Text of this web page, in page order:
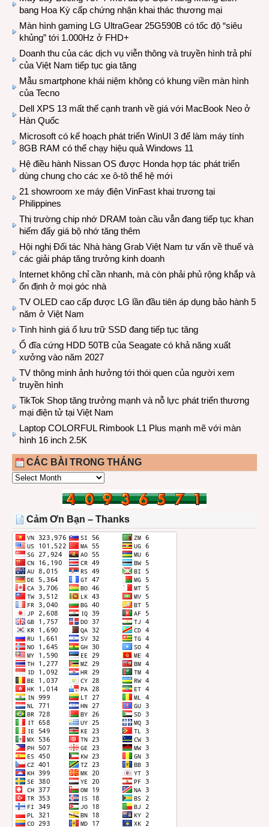
bang Hoa Kỳ cấp chứng nhận khai thác thương mại
Màn hình gaming LG UltraGear 25G590B có tốc độ “siêu
khủng” tới 1.000Hz ở FHD+
Doanh thu của các dịch vụ viễn thông và truyền hình trả phí
của Việt Nam tiếp tục gia tăng
Mẫu smartphone khái niệm không có khung viền màn hình
của Tecno
Dell XPS 13 mất thế cạnh tranh về giá với MacBook Neo ở
Hàn Quốc
Microsoft có kế hoạch phát triển WinUI 3 để làm máy tính
8GB RAM có thể chạy hiệu quả Windows 11
Hệ điều hành Nissan OS được Honda hợp tác phát triển
dùng chung cho các xe ô-tô thế hệ mới
21 showroom xe máy điện VinFast khai trương tại
Philippines
Thị trường chip nhớ DRAM toàn cầu vẫn đang tiếp tục khan
hiếm đẩy giá bộ nhớ tăng thêm
Hội nghị Đối tác Nhà hàng Grab Việt Nam tư vấn về thuế và
các giải pháp tăng trưởng kinh doanh
Internet không chỉ cần nhanh, mà còn phải phủ rộng khắp và
ổn định ở mọi góc nhà
TV OLED cao cấp được LG lần đầu tiên áp dụng bảo hành 5
năm ở Việt Nam
Tình hình giá ổ lưu trữ SSD đang tiếp tục tăng
Ổ đĩa cứng HDD 50TB của Seagate có khả năng xuất
xưởng vào năm 2027
TV thông minh ảnh hưởng tới thói quen của người xem
truyền hình
TikTok Shop tăng trưởng mạnh và nỗ lực phát triển thương
mại điện tử tại Việt Nam
Laptop COLORFUL Rimbook L1 Plus mạnh mẽ với màn
hình 16 inch 2.5K
CÁC BÀI TRONG THÁNG
CÁC
THÁNG
Cảm Ơn Bạn – Thanks